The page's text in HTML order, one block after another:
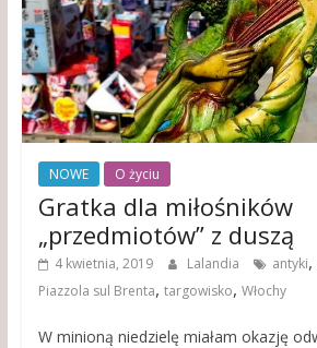
NOWE O życiu
Gratka dla miłośników
„przedmiotów” z duszą
4 kwietnia, 2019 Lalandia antyki,
Piazzola sul Brenta, targowisko, Włochy
W minioną niedzielę miałam okazję